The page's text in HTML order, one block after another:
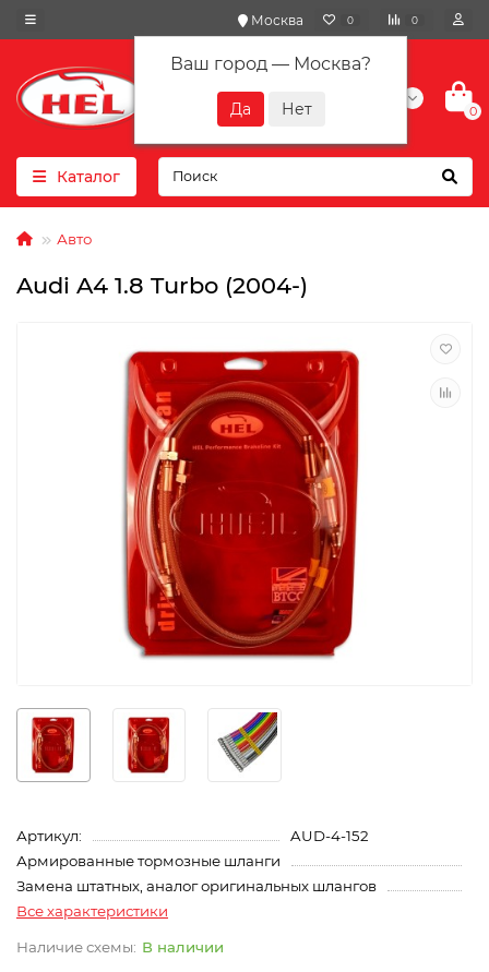
Москва
Ваш город — Москва?
0 0
+7(901) 417-10-01
0
Каталог
Авто
Audi A4 1.8 Turbo (2004-)
Артикул:
AUD-4-152
Армированные тормозные шланги
Замена штатных, аналог оригинальных шлангов
Все характеристики
В наличии